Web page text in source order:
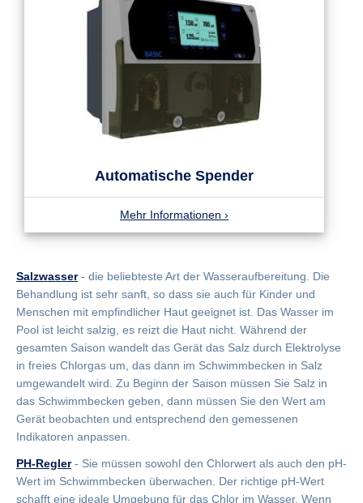
Automatische Spender
Mehr Informationen ›
Salzwasser- die beliebteste Art der Wasseraufbereitung. Die
Behandlung ist sehr sanft, so dass sie auch für Kinder und
Menschen mit empfindlicher Haut geeignet ist. Das Wasser im
Pool ist leicht salzig, es reizt die Haut nicht. Während der
gesamten Saison wandelt das Gerät das Salz durch Elektrolyse
in freies Chlorgas um, das dann im Schwimmbecken in Salz
umgewandelt wird. Zu Beginn der Saison müssen Sie Salz in
das Schwimmbecken geben, dann müssen Sie den Wert am
Gerät beobachten und entsprechend den gemessenen
Indikatoren anpassen.
PH-Regler- Sie müssen sowohl den Chlorwert als auch den pH-
Wert im Schwimmbecken überwachen. Der richtige pH-Wert
schafft eine ideale Umgebung für das Chlor im Wasser. Wenn